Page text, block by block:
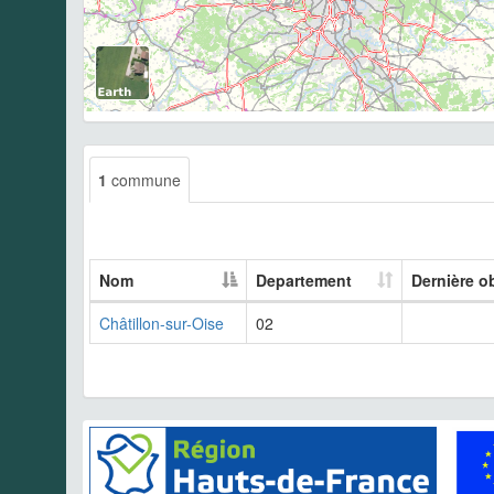
1 commune
Nom Departement
Dernière
Châtillon-sur-Oise
02